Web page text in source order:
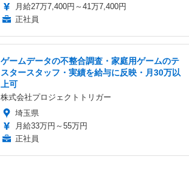
月給27万7,400円～41万7,400円
正社員
ゲームデータの不整合調査・家庭用ゲームのテ
スタースタッフ・実績を給与に反映・月30万以
上可
株式会社プロジェクトトリガー
埼玉県
月給33万円～55万円
正社員